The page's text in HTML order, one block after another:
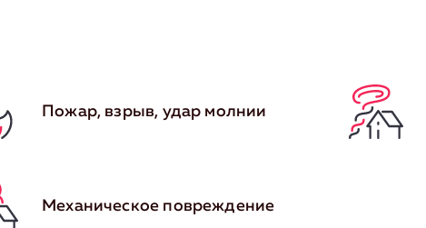
Пожар, взрыв, удар молнии
Механическое повреждение